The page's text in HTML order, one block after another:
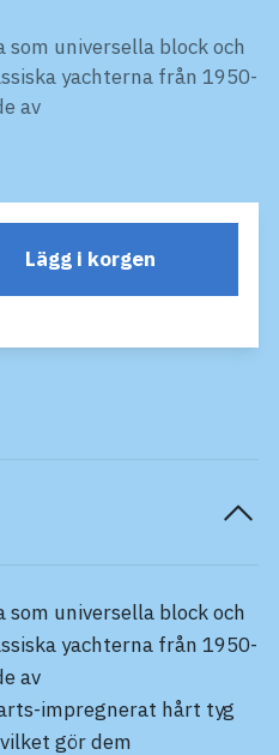
som universella block och
yachterna från 1950-
av
Lägg i korgen
som universella block och
yachterna från 1950-
av
impregnerat hårt tyg
gör dem